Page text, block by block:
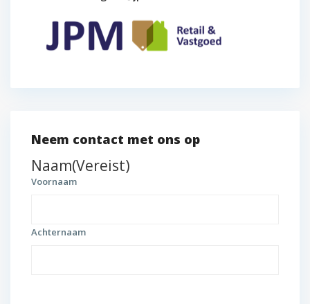
Neem contact met ons op
Naam(Vereist)
Voornaam
Achternaam